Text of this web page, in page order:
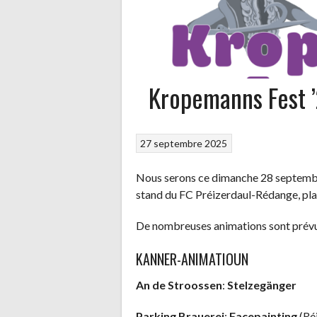
Kropemanns Fest
27 septembre 2025
Nous serons ce dimanche 28
stand du FC Préizerdaul-Rédange,
De nombreuses animations sont
KANNER-ANIMATIOUN
An de Stroossen: Stelzegänger